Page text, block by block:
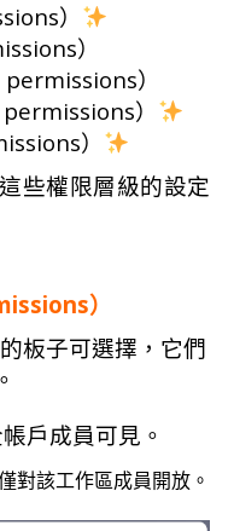
）
）
）
）
）
些權限層級的設定
）
板子可選擇，它們
戶成員可見。
對該工作區成員開放。